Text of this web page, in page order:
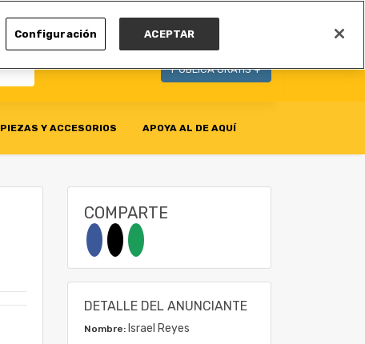
PUBLICA GRATIS +
PIEZAS Y ACCESORIOS APOYA AL DE AQUÍ
COMPARTE
DETALLE DEL ANUNCIANTE
Nombre: Israel Reyes
Configuración ACEPTAR